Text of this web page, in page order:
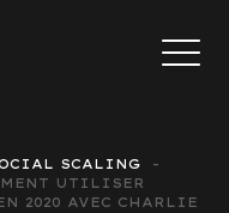
SCALING
UTILISER
2020 AVEC CHARLIE